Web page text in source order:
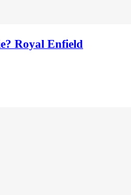
Royal Enfield